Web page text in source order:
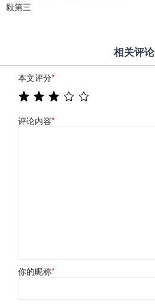
毅第三
相关评论
本文评分*
评论内容*
你的昵称*